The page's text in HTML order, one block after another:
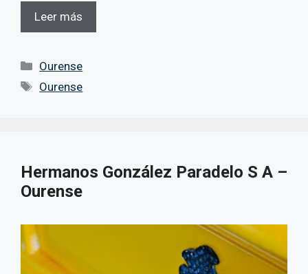
Leer más
Categorías
Ourense
Etiquetas
Ourense
Hermanos González Paradelo S A –
Ourense